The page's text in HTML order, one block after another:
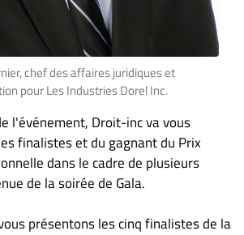
chef des affaires juridiques et
pour Les Industries Dorel Inc.
l'événement, Droit-inc va vous
finalistes et du gagnant du Prix
dans le cadre de plusieurs
de la soirée de Gala.
présentons les cinq finalistes de la